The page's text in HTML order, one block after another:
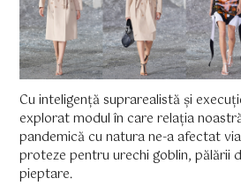
Cu inteligență suprarealistă și
explorat modul în care relația
pandemică cu natura ne-a afectat
proteze pentru urechi goblin, pălării
pieptare.